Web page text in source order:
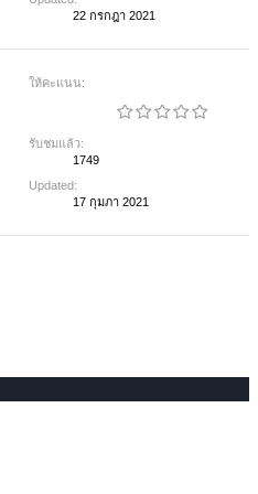
22 กรกฎา 2021
ให้คะแนน:
รับชมแล้ว:
1749
Updated:
17 กุมภา 2021